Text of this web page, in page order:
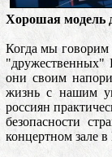
Хорошая модель
Когда мы говорим
"дружественных"
они своим
жизнь с нашим
россиян
безопасности
концертном зале